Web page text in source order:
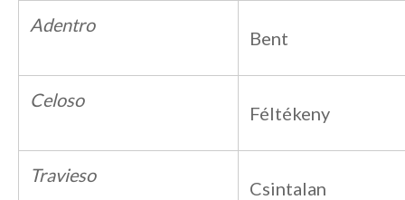
Adentro
Bent
Celoso
Féltékeny
Travieso
Csintalan